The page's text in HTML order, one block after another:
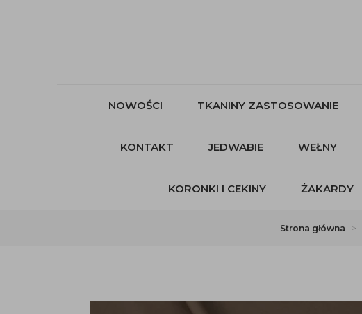
NOWOŚCI TKANINY ZASTOSOWANIE
KONTAKT JEDWABIE WEŁNY
KORONKI I CEKINY ŻAKARDY
Strona główna